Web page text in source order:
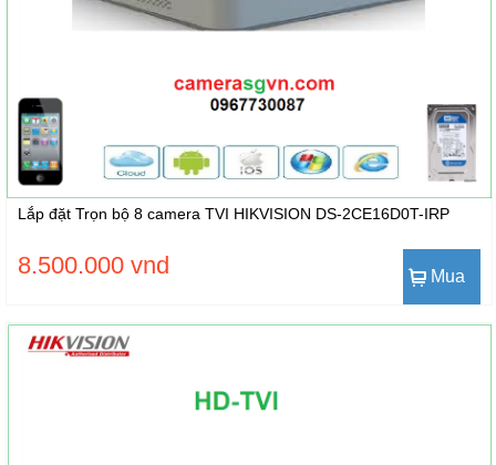
Lắp đặt Trọn bộ 8 camera TVI HIKVISION DS-2CE16D0T-IRP
8.500.000 vnd Mua